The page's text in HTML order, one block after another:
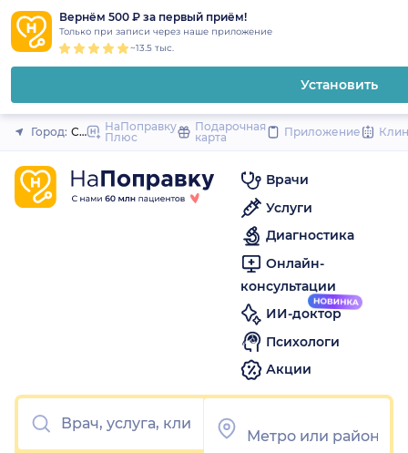
Вернём 500 ₽ за первый приём!
Только при записи через наше приложение
~13.5 тыс.
Установить
Закрыть
Город: Санкт-Петербург
НаПоправку
Плюс
Подарочная
карта
Приложение
Врачи
Услуги
Диагностика
Онлайн-
консультации
ИИ-доктор
Психологи
Акции